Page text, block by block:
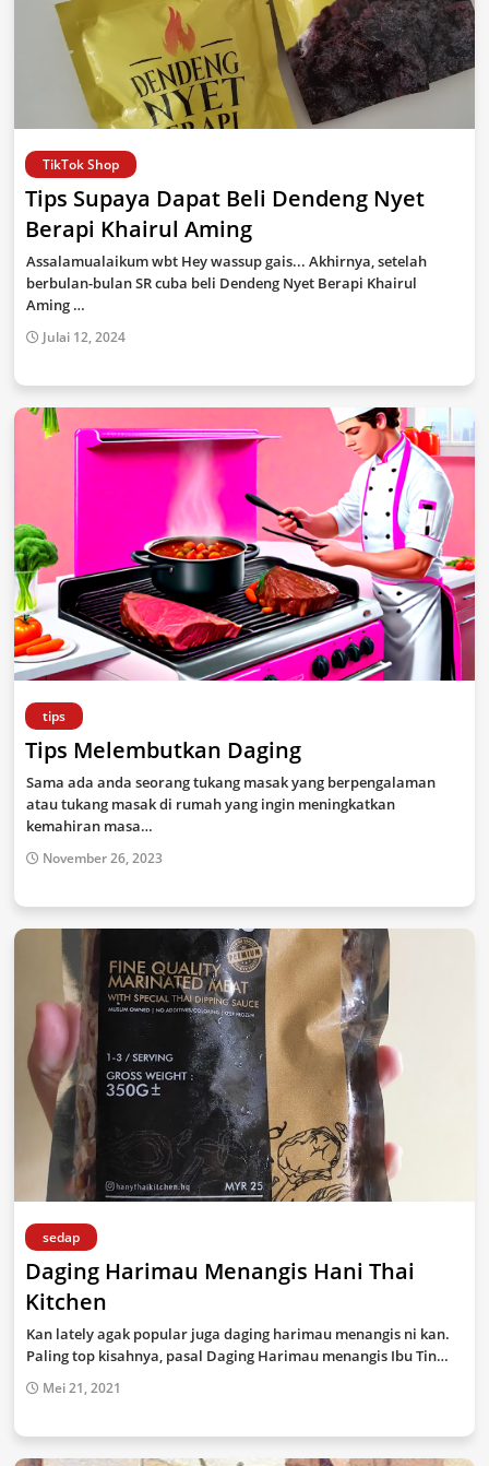
TikTok Shop
Tips Supaya Dapat Beli Dendeng Nyet
Berapi Khairul Aming
Assalamualaikum wbt Hey wassup gais... Akhirnya, setelah
berbulan-bulan SR cuba beli Dendeng Nyet Berapi Khairul
Aming …
Julai 12, 2024
tips
Tips Melembutkan Daging
Sama ada anda seorang tukang masak yang berpengalaman
atau tukang masak di rumah yang ingin meningkatkan
kemahiran masa…
November 26, 2023
sedap
Daging Harimau Menangis Hani Thai
Kitchen
Kan lately agak popular juga daging harimau menangis ni kan.
Paling top kisahnya, pasal Daging Harimau menangis Ibu Tin…
Mei 21, 2021